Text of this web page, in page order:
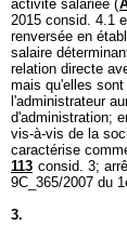
activité salariée (
2015 consid. 4.1
renversée en
salaire
relation directe
mais qu'elles
l'administrateur
d'administration;
vis-à-vis de la
caractérise
113 consid. 3;
9C_365/2007 du
3.